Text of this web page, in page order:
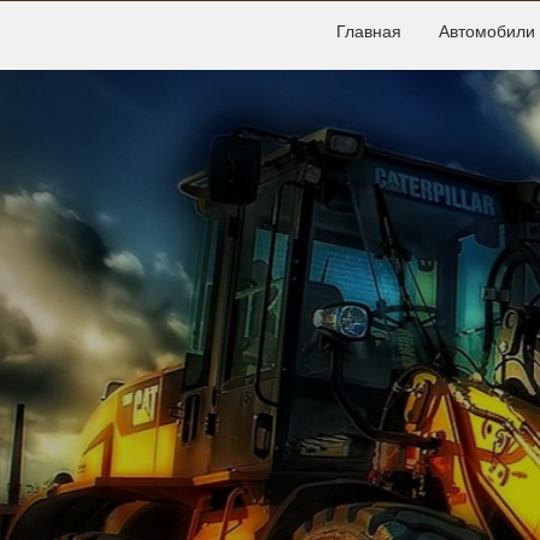
Главная Автомобили